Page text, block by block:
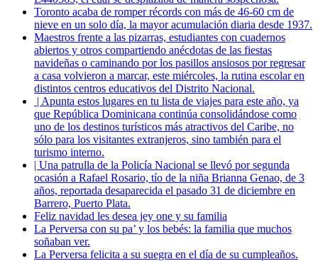
Toronto acaba de romper récords con más de 46-60 cm de
nieve en un solo día, la mayor acumulación diaria desde 1937.
Maestros frente a las pizarras, estudiantes con cuadernos
abiertos y otros compartiendo anécdotas de las fiestas
navideñas o caminando por los pasillos ansiosos por regresar
a casa volvieron a marcar, este miércoles, la rutina escolar en
distintos centros educativos del Distrito Nacional.
| Apunta estos lugares en tu lista de viajes para este año, ya
que República Dominicana continúa consolidándose como
uno de los destinos turísticos más atractivos del Caribe, no
sólo para los visitantes extranjeros, sino también para el
turismo interno.
| Una patrulla de la Policía Nacional se llevó por segunda
ocasión a Rafael Rosario, tío de la niña Brianna Genao, de 3
años, reportada desaparecida el pasado 31 de diciembre en
Barrero, Puerto Plata.
Feliz navidad les desea jey one y su familia
La Perversa con su pa’ y los bebés: la familia que muchos
soñaban ver.
La Perversa felicita a su suegra en el día de su cumpleaños.